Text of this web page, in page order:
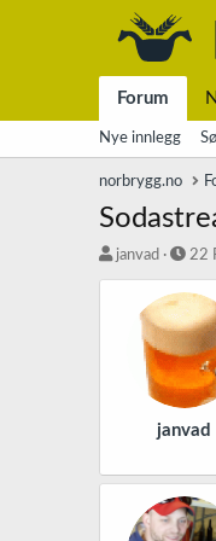
Forum
Nye innlegg
norbrygg.no
T
r
janvad
S
a
r
t
d
a
t
o
22
janvad